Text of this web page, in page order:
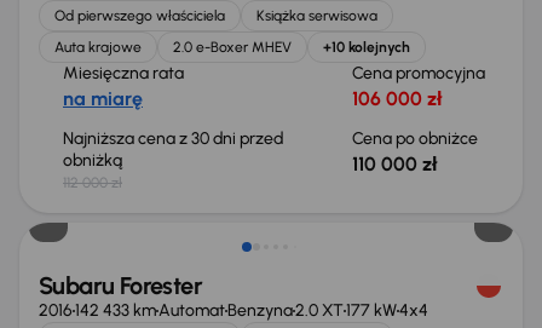
Od pierwszego właściciela
Książka serwisowa
Auta krajowe
2.0 e-Boxer MHEV +10 kolejnych
Miesięczna rata
na miarę
Cena promocyjna
106 000 zł
Najniższa cena z 30 dni przed
obniżką
112 000 zł
Cena po obniżce
110 000 zł
Możliwość odliczenia VAT
Subaru Forester
2016142 433 kmAutomatBenzyna2.0 XT177 kW4x4